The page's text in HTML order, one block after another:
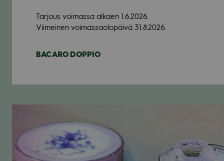
Tar­jous voi­massa alkaen 1.6.2026.
Vii­mei­nen voi­mas­sao­lo­päivä 31.8.2026.
BACARO DOP­PIO